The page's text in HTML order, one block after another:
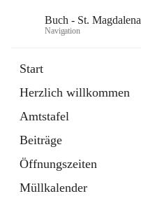
Buch - St. Magdalena
Navigation
Start
Herzlich willkommen
Amtstafel
Beiträge
Öffnungszeiten
Müllkalender
11 Schnellzugriffe
Bürgerservice
10 Schnellzugriffe